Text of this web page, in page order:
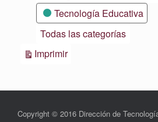
Tecnología Educativa
Todas las categorías
ImprimirVistas
Copyright © 2016 Dirección de